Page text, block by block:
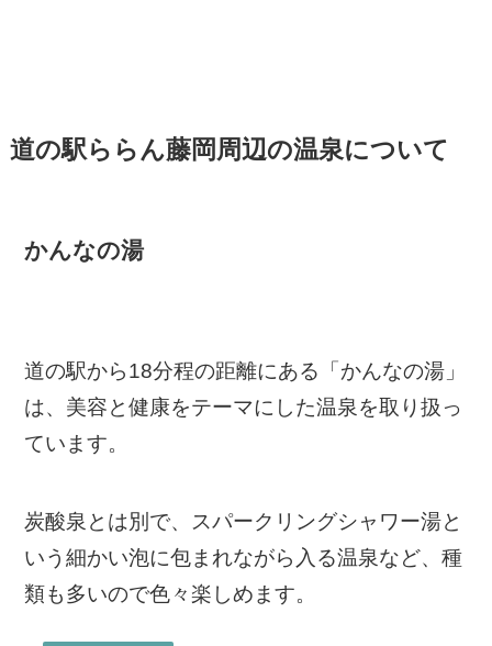
道の駅ららん藤岡周辺の温泉について
かんなの湯
道の駅から18分程の距離にある「かんなの湯」
は、美容と健康をテーマにした温泉を取り扱っ
ています。
炭酸泉とは別で、スパークリングシャワー湯と
いう細かい泡に包まれながら入る温泉など、種
類も多いので色々楽しめます。